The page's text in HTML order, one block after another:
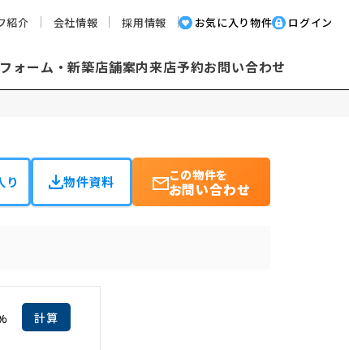
紹介 会社情報 採用情報 お気に入り物件 ログイン
ォーム・新築店舗案内来店予約お問い合わせ
り 物件資料 この物件を
お問い合わせ
計算